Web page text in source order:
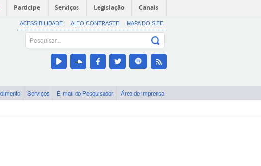
Participe Serviços Legislação Canais
ACESSIBILIDADE ALTO CONTRASTE MAPA DO SITE
Serviços E-mail do Pesquisador Área de imprensa